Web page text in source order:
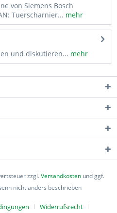
von Siemens Bosch
Tuerscharnier... mehr
und diskutieren... mehr
zzgl.Versandkosten und ggf.
nicht anders beschrieben
Widerrufsrecht